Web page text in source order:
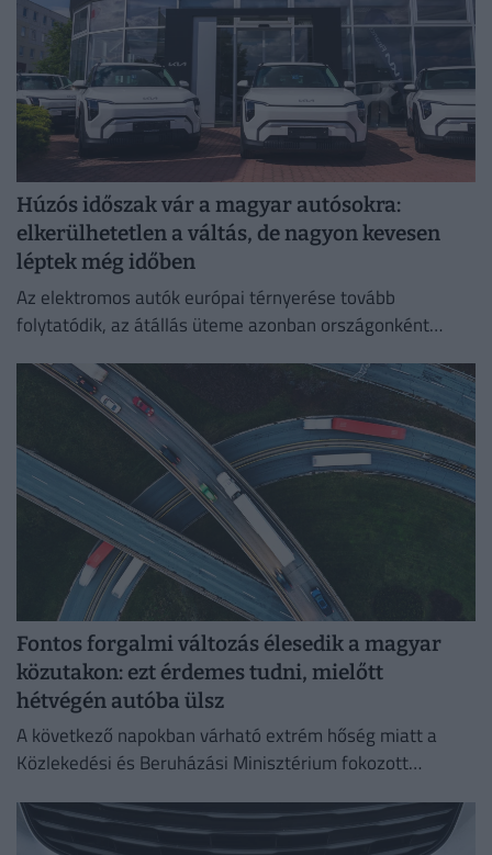
Húzós időszak vár a magyar autósokra:
elkerülhetetlen a váltás, de nagyon kevesen
léptek még időben
Az elektromos autók európai térnyerése tovább
folytatódik, az átállás üteme azonban országonként
Fontos forgalmi változás élesedik a magyar
közutakon: ezt érdemes tudni, mielőtt
hétvégén autóba ülsz
A következő napokban várható extrém hőség miatt a
Közlekedési és Beruházási Minisztérium fokozott